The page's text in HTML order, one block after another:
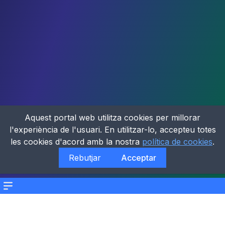
Menu
Aquest portal web utilitza cookies per millorar
l'experiència de l'usuari. En utilitzar-lo, accepteu totes
les cookies d'acord amb la nostra política de cookies.
Rebutjar
Acceptar